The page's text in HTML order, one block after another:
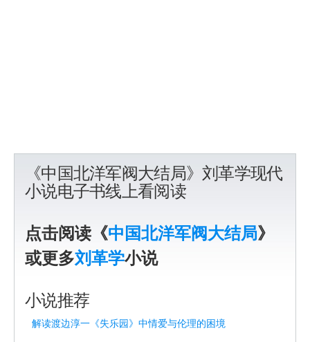
《中国北洋军阀大结局》刘革学现代
小说电子书线上看阅读
点击阅读《中国北洋军阀大结局》
或更多刘革学小说
小说推荐
解读渡边淳一《失乐园》中情爱与伦理的困境